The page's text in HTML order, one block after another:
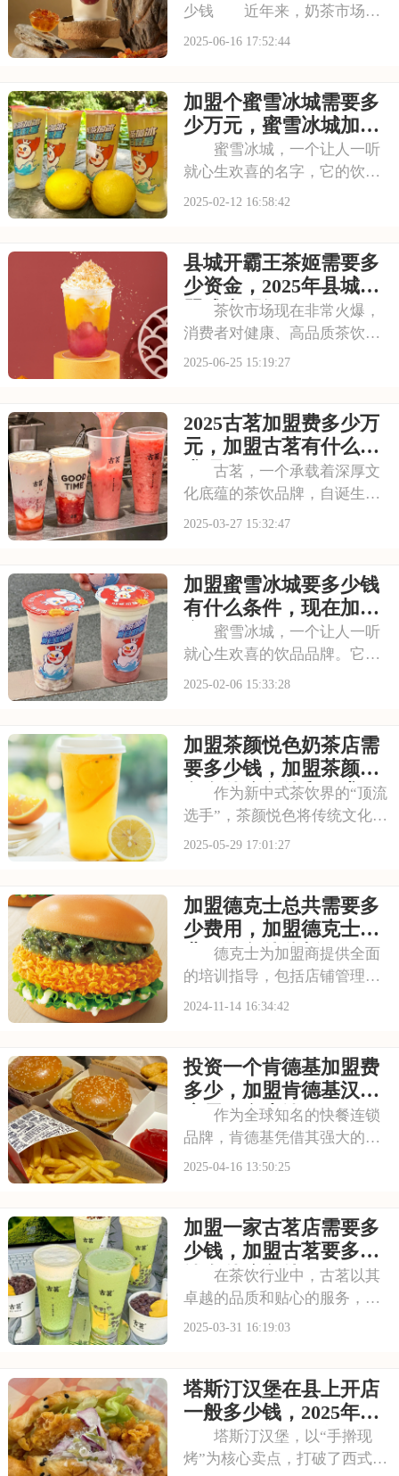
少钱 近年来，奶茶市场呈
现出前所未有的繁荣，各种奶
长，这一火热态势也吸引了大
量投资者的目光。在众多品牌
中，古茗凭借独特
2025-06-16 17:52:44
加盟个蜜雪冰城需要多
少万元，蜜雪冰城加盟
费大约多少钱
蜜雪冰城，一个让人一听
就心生欢喜的名字，它的饮品
不仅好喝，而且价格实惠，深
没有技术，那么加盟蜜雪冰城
将是你的明智之举。本文将为
你揭秘加盟个蜜雪冰
2025-02-12 16:58:42
县城开霸王茶姬需要多
少资金，2025年县城加
盟成本明细
茶饮市场现在非常火爆，
消费者对健康、高品质茶饮的
需求不断增加。霸王茶姬凭借
否也想要开家奶茶店呢？下面
请看县城开霸王茶姬需要多少
资金，2025年县
2025-06-25 15:19:27
2025古茗加盟费多少万
元，加盟古茗有什么要
求呢
古茗，一个承载着深厚文
化底蕴的茶饮品牌，自诞生以
来便以其独特的韵味和卓越的
中有所作为，那么加盟古茗将
是你的明智之选。本文将为你
揭秘2025古茗加盟
2025-03-27 15:32:47
加盟蜜雪冰城要多少钱
有什么条件，现在加盟
蜜雪冰城需要多少钱
蜜雪冰城，一个让人一听
就心生欢喜的饮品品牌。它的
饮品，清凉解暑，甜蜜可口，
受欢迎的饮品店，与蜜雪冰城
一起分享这份甜蜜事业吗？那
就赶紧来了解加盟蜜
2025-02-06 15:33:28
加盟茶颜悦色奶茶店需
要多少钱，加盟茶颜悦
色有什么条件和要求
作为新中式茶饮界的“顶流
选手”，茶颜悦色将传统文化和
现代茶饮巧妙融合，为消费者
不下，不少创业者都眼馋这
块“香饽饽”，想加入其中。那
加盟这个热门品
2025-05-29 17:01:27
加盟德克士总共需要多
少费用，加盟德克士的
费用及条件分析
德克士为加盟商提供全面
的培训指导，包括店铺管理、
产品制作、市场营销等方面。
厅运营提供有力保障。本文将
为你详细介绍加盟德克士总共
需要多少费用，加盟
2024-11-14 16:34:42
投资一个肯德基加盟费
多少，加盟肯德基汉堡
店需要多少钱
作为全球知名的快餐连锁
品牌，肯德基凭借其强大的品
牌影响力、成熟的运营模式和
肯德基并非易事，本文将为您
详细剖析肯德基的加盟费用，
帮助您更好地规划创
2025-04-16 13:50:25
加盟一家古茗店需要多
少钱，加盟古茗要多少
钱有什么条件
在茶饮行业中，古茗以其
卓越的品质和贴心的服务，赢
得了广大消费者的信赖和支
探索市场的无限可能。本文将
为你揭秘加盟一家古茗店需要
多少钱，加盟古茗要多
2025-03-31 16:19:03
塔斯汀汉堡在县上开店
一般多少钱，2025年塔
斯汀加盟费用清单
塔斯汀汉堡，以“手擀现
烤”为核心卖点，打破了西式快